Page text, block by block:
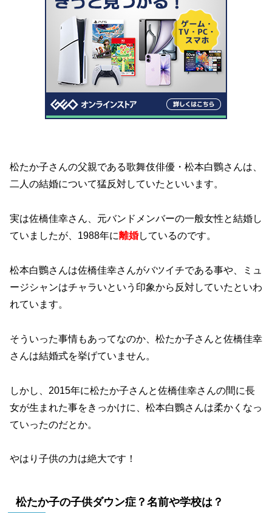
松たか子さんの父親である歌舞伎俳優・松本白鸚さんは、
二人の結婚について猛反対していたといいます。
実は佐橋佳幸さん、元バンドメンバーの一般女性と結婚し
ていましたが、1988年に離婚しているのです。
松本白鸚さんは佐橋佳幸さんがバツイチである事や、ミュ
ージシャンはチャラいという印象から反対していたといわ
れています。
そういった事情もあってなのか、松たか子さんと佐橋佳幸
さんは結婚式を挙げていません。
しかし、2015年に松たか子さんと佐橋佳幸さんの間に長
女が生まれた事をきっかけに、松本白鸚さんは柔かくなっ
ていったのだとか。
やはり子供の力は絶大です！
松たか子の子供ダウン症？名前や学校は？